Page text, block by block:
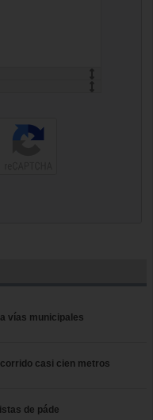
vías municipales
casi cien metros
de páde